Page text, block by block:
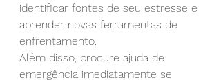
identificar fontes de seu estresse e
aprender novas ferramentas de
enfrentamento.
Além disso, procure ajuda de
emergência imediatamente se